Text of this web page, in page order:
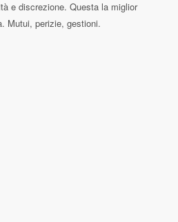
e discrezione. Questa la miglior
Mutui, perizie, gestioni.